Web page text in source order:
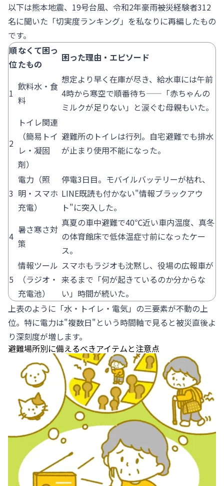
以下は熊本地震、19号台風、令和2年豪雨――被災経験者312
名に聞いた「切実度ランキング」を私なりに再編したもの
です。
順
位
なくて困っ
たもの
困った理由・エピソード
1
飲料水・食
料
想定より早く在庫が尽き、給水車には午前
4時から寒空で順番待ち——「赤ちゃんの
ミルクが足りない」と涙ぐむ母親もいた。
2
トイレ関連
（簡易トイ
レ・凝固
剤）
避難所のトイレは行列。自宅避難でも排水
が止まり使用不能になった。
3
電力（照
明・スマホ
充電）
停電3日目。モバイルバッテリーが枯れ、
LINE既読も付かない"情報ブラックアウ
ト"に突入した。
4
暑さ寒さ対
策
真夏の車中避難で40℃近い車内温度、真冬
の体育館床で低体温症寸前になったケー
ス。
5
情報ツール
（ラジオ・
充電池）
スマホもラジオも沈黙し、役場の広報車が
来るまで「何が起きているのか分からな
い」時間が続いた。
上表のように「水・トイレ・電気」の三要素が不動の上
位。特に電力は"複数日"という時間軸で見ると被災直後よ
り深刻度が増します。
避難場所別に備えるべきアイテムと注意点